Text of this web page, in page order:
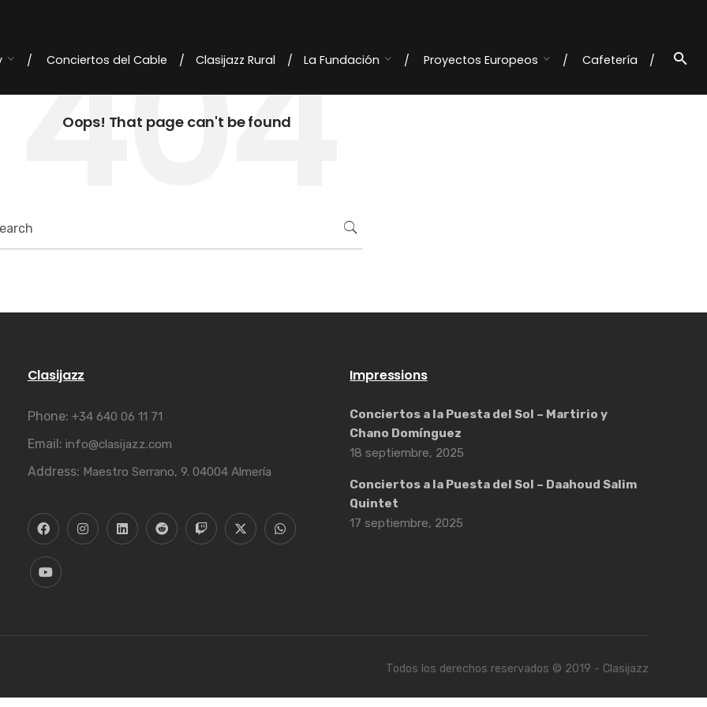
Conciertos del Cable Clasijazz Rural La Fundación Proyectos Europeos
Cafetería
404
Oops! That page can't be found
Clasijazz
Phone: +34 640 06 11 71
Email: info@clasijazz.com
Address: Maestro Serrano, 9. 04004 Almería
Impressions
Conciertos a la Puesta del Sol – Martirio y
Chano Domínguez
18 septiembre, 2025
Conciertos a la Puesta del Sol – Daahoud Salim
Quintet
17 septiembre, 2025
Todos los derechos reservados © 2019 - Clasijazz